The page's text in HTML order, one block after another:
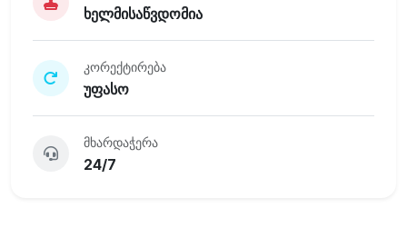
ხელმისაწვდომია
კორექტირება
უფასო
მხარდაჭერა
24/7